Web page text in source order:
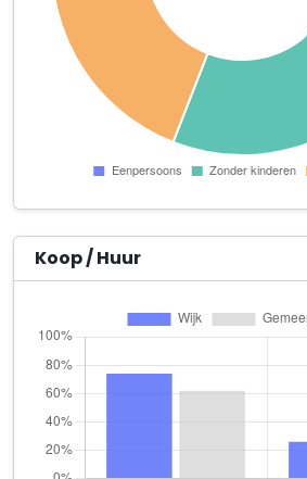
M.W. van 't Hof
Schoollaan 18
Vintage Photobus
Emmalaan 42
De Luts Holding B.V.
Achterweg 6
E.C. van Mil Tandarts
Tuinpad 1
Hoekendijk Services B.V.
Wachthoevestraat 32
Irene Wanders
Le Pesumi B.V.
Boomgaardpad 1
Koop / Huur